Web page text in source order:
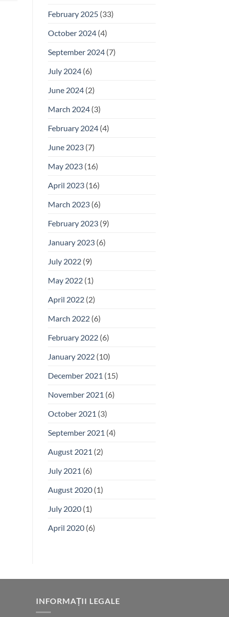
February 2025(33)
October 2024(4)
September 2024(7)
July 2024(6)
June 2024(2)
March 2024(3)
February 2024(4)
June 2023(7)
May 2023(16)
April 2023(16)
March 2023(6)
February 2023(9)
January 2023(6)
July 2022(9)
May 2022(1)
April 2022(2)
March 2022(6)
February 2022(6)
January 2022(10)
December 2021 (15)
November 2021 (6)
October 2021 (3)
September 2021 (4)
August 2021 (2)
July 2021 (6)
August 2020(1)
July 2020(1)
April 2020(6)
INFORMAȚII LEGALE